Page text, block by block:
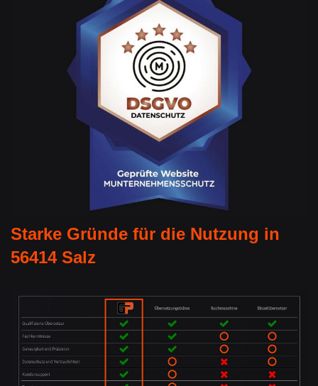
Starke Gründe für die Nutzung in
56414 Salz